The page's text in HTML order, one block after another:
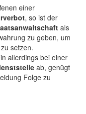
einer
, so ist der
als
zu geben, um
setzen.
allerdings bei einer
ab, genügt
Folge zu